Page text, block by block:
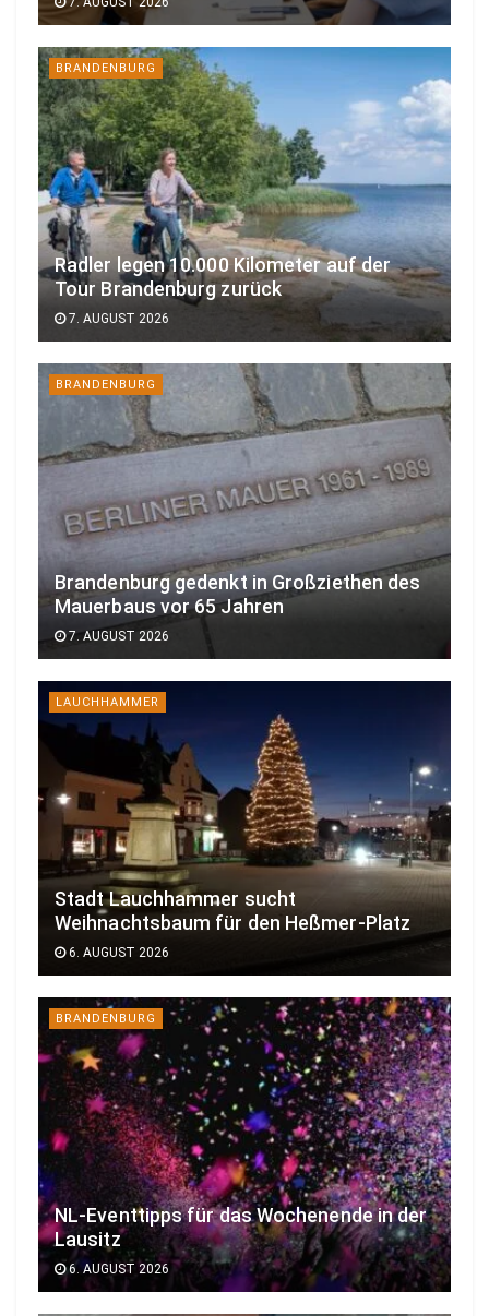
BRANDENBURG
Radler legen 10.000 Kilometer auf der
Tour Brandenburg zurück
7. AUGUST 2026
BRANDENBURG
Brandenburg gedenkt in Großziethen des
Mauerbaus vor 65 Jahren
7. AUGUST 2026
LAUCHHAMMER
Stadt Lauchhammer sucht
Weihnachtsbaum für den Heßmer-Platz
6. AUGUST 2026
BRANDENBURG
NL-Eventtipps für das Wochenende in der
Lausitz
6. AUGUST 2026